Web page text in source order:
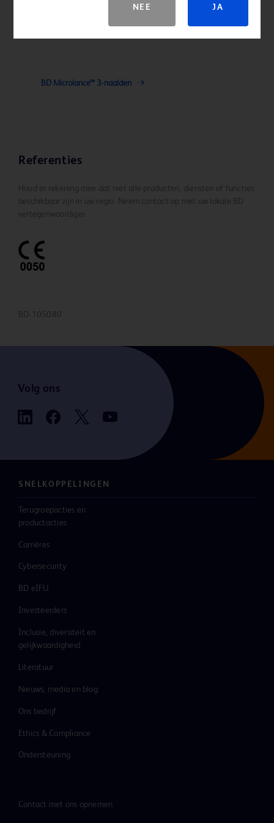
BD Microlance™ 3-naalden
Referenties
Houd er rekening mee dat niet alle producten, diensten of functies
beschikbaar zijn in uw regio. Neem contact op met uw lokale BD
vertegenwoordiger.
BD-105080
Volg ons
SNELKOPPELINGEN
Terugroepacties en
productacties
Carrières
Cybersecurity
BD eIFU
Investeerders
Inclusie, diversiteit en
gelijkwaardigheid
Literatuur
Nieuws, media en blog
Ons bedrijf
Ethics & Compliance
Ondersteuning
Contact met ons opnemen
NEE JA